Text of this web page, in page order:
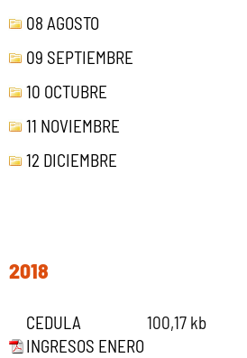
08 AGOSTO
09 SEPTIEMBRE
10 OCTUBRE
11 NOVIEMBRE
12 DICIEMBRE
2018
CEDULA
INGRESOS ENERO
100,17 kb